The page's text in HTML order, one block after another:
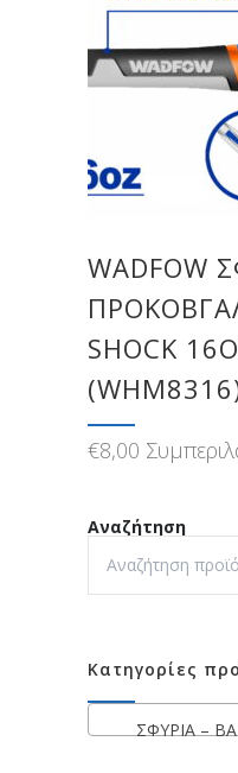
WADFOW
SHOCK
€8,00
Αναζήτηση
Κατηγορίες
ΣΦΥΡΙΑ –